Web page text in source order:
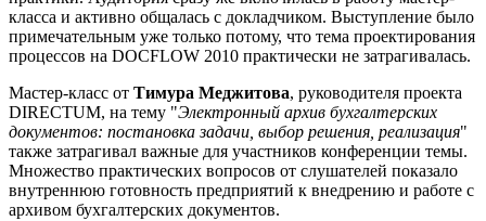
класса и активно общалась с докладчиком. Выступление было
примечательным уже только потому, что тема проектирования
процессов на DOCFLOW 2010 практически не затрагивалась.
Мастер-класс от Тимура Меджитова, руководителя проекта
DIRECTUM, на тему "Электронный архив бухгалтерских
документов: постановка задачи, выбор решения, реализация"
также затрагивал важные для участников конференции темы.
Множество практических вопросов от слушателей показало
внутреннюю готовность предприятий к внедрению и работе с
архивом бухгалтерских документов.